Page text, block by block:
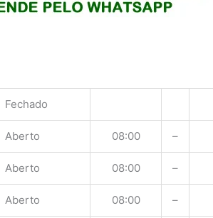
Fechado
Aberto 08:00 –
Aberto 08:00 –
Aberto 08:00 –